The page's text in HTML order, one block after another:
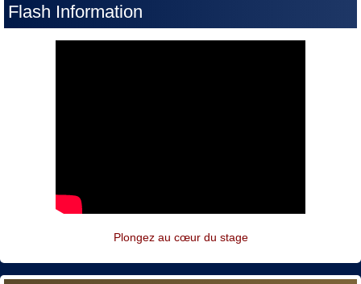
Flash Information
Plongez au cœur du stage